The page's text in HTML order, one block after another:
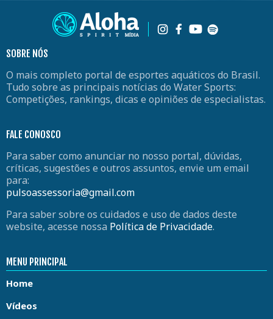
SOBRE NÓS
O mais completo portal de esportes aquáticos do Brasil.
Tudo sobre as principais notícias do Water Sports:
Competições, rankings, dicas e opiniões de especialistas.
FALE CONOSCO
Para saber como anunciar no nosso portal, dúvidas,
críticas, sugestões e outros assuntos, envie um email
para:
pulsoassessoria@gmail.com
Para saber sobre os cuidados e uso de dados deste
website, acesse nossa Política de Privacidade.
MENU PRINCIPAL
Home
Vídeos